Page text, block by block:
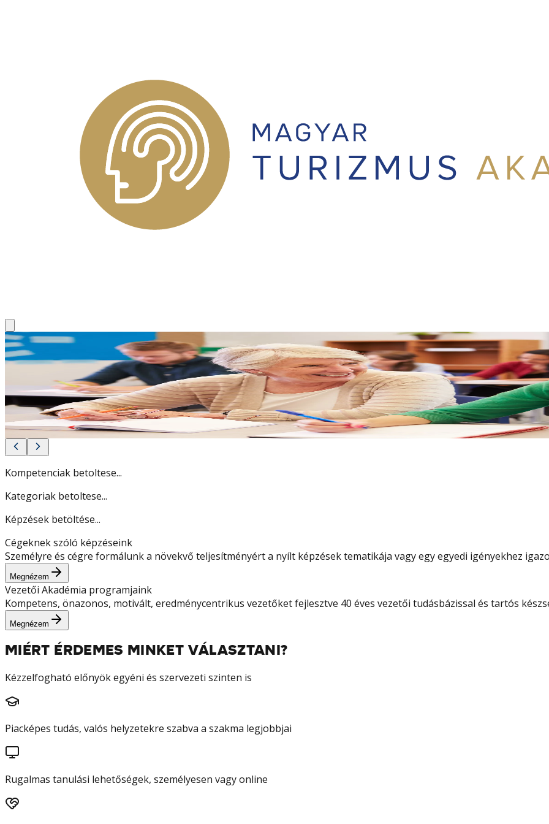
ÜDVÖZLÜNK A MAGYAR TURIZMUS AKADÉMIÁNÁL, A
KÖZPONTJÁNÁL!
Képzéseinkkel piacképes tudást adunk a kezedbe és növeljük vállalkozásod bevételét.
Nézd meg, hogyan!
Kompetenciak betoltese...
Kategoriak betoltese...
Képzések betöltése...
Cégeknek szóló képzéseink
Személyre és cégre formálunk a növekvő teljesítményért a nyílt képzések tematikája vagy egy egyedi igényekhez
Megnézem
Vezetői Akadémia programjaink
Kompetens, önazonos, motivált, eredménycentrikus vezetőket fejlesztve 40 éves vezetői tudásbázissal és tartós
Megnézem
MIÉRT ÉRDEMES MINKET VÁLASZTANI?
Kézzelfogható előnyök egyéni és szervezeti szinten is
Piacképes tudás, valós helyzetekre szabva a szakma legjobbjai
Rugalmas tanulási lehetőségek, személyesen vagy online